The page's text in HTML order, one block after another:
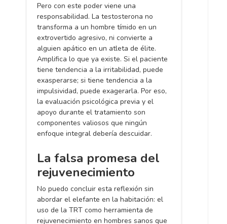
Pero con este poder viene una
responsabilidad. La testosterona no
transforma a un hombre tímido en un
extrovertido agresivo, ni convierte a
alguien apático en un atleta de élite.
Amplifica lo que ya existe. Si el paciente
tiene tendencia a la irritabilidad, puede
exasperarse; si tiene tendencia a la
impulsividad, puede exagerarla. Por eso,
la evaluación psicológica previa y el
apoyo durante el tratamiento son
componentes valiosos que ningún
enfoque integral debería descuidar.
La falsa promesa del
rejuvenecimiento
No puedo concluir esta reflexión sin
abordar el elefante en la habitación: el
uso de la TRT como herramienta de
rejuvenecimiento en hombres sanos que